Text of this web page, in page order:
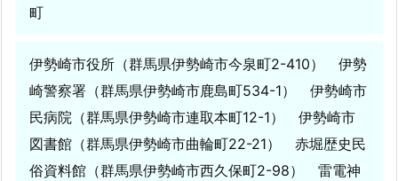
町
伊勢崎市役所（群馬県伊勢崎市今泉町2-410） 伊勢
崎警察署（群馬県伊勢崎市鹿島町534-1） 伊勢崎市
民病院（群馬県伊勢崎市連取本町12-1） 伊勢崎市
図書館（群馬県伊勢崎市曲輪町22-21） 赤堀歴史民
俗資料館（群馬県伊勢崎市西久保町2-98） 雷電神